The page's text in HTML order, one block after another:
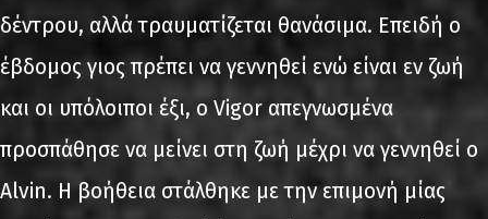
δέντρου, αλλά τραυματίζεται θανάσιμα. Επειδή ο
έβδομος γιος πρέπει να γεννηθεί ενώ είναι εν ζωή
και οι υπόλοιποι έξι, ο Vigor απεγνωσμένα
προσπάθησε να μείνει στη ζωή μέχρι να γεννηθεί ο
Alvin. Η βοήθεια στάλθηκε με την επιμονή μίας